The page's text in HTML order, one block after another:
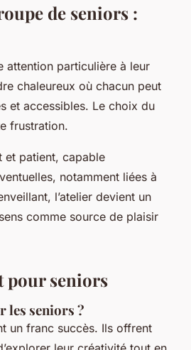
de seniors :
attention particulière à leur
chaleureux où chacun peut
et accessibles. Le choix du
frustration.
et patient, capable
notamment liées à
l’atelier devient un
comme source de plaisir
pour seniors
les seniors ?
un franc succès. Ils offrent